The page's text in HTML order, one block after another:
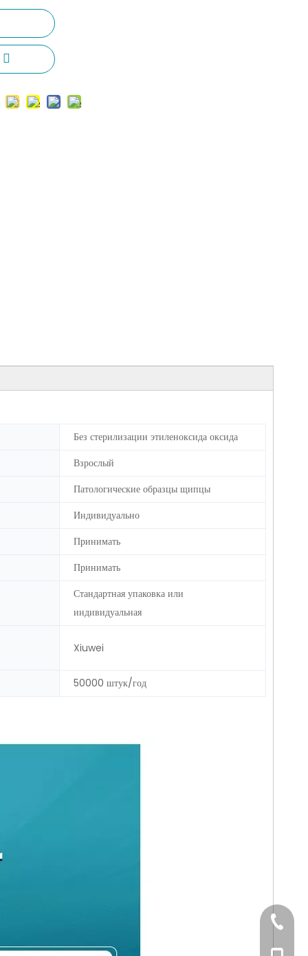
Без стерилизации этиленоксида оксида
Взрослый
Патологические образцы щипцы
Индивидуально
Принимать
Принимать
Стандартная упаковка или
индивидуальная
Xiuwei
50000 штук/год
+86-